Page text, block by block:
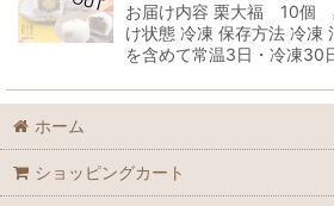
お届け内容 栗大福 10個
け状態 冷凍 保存方法 冷凍
を含めて常温3日・冷凍30
ホーム
ショッピングカート